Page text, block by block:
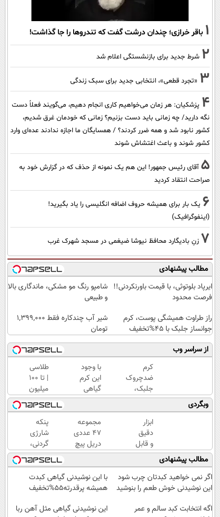
1 باقر خرازی؛ چندان درشت گفت که تندروها را جا گذاشت!
2 شرط جدید برای بازنشستگی اعلام شد
3 «تجرد قطعی»، انتخابی جدید برای سبک زندگی
4 پزشکیان: هر زمان می‌خواهیم کاری انجام دهیم، می‌گویند فعلاً دست
نگه دارید/ چه زمانی باید دست بزنیم؟ زمانی که خودمان غرق شدیم،
کشور نابود شد و همه ضرر کردند؟ / همسایگان ما اجازه ندادند عده‌ای وارد
کشور شوند و باعث اغتشاش شوند
5 آقای رئیس جمهور! این هم یک نمونه از حذف که در گزارش خود به
صراحت انتقاد کردید
6 یک بار برای همیشه حروف اضافه انگلیسی را یاد بگیرید!
(اینفوگرافیک)
7 زنِ بادیگارد محافظ نیوشا ضیغمی در مسجد شهرک غرب
مطالب پیشنهادی
ایرپاد بلوتوثی، با قیمت باورنکردنی!!
فرصت محدود
شامپو رنگ مو مشکی، ماندگاری بالا
و طبیعی
راز طراوت همیشگی پوست، کرم
جوانساز جلبک با 45%تخفیف
شیر آب چندکاره فقط 1,399,000
تومان
از سراسر وب
کرم
ضدچروک
جلبک،
جوانسازی
طبیعی
پوست
شما40%تخفیف
با وجود
این کرم
گیاهی
دیگه
دور
بوتاکس
خط
قرمز
بکش!
طلاسی
| تا 100
میلیون
وام
آنی
خرید
طلا💰
ثبت
نام
کن!
وبگردی
ابزار
دقیق
و قابل
اعتماد
برای
اندازه
گیری
خون
مجموعه
47 عددی
دریل پیچ
گوشتی
شارژی‌ (با
قیمت
فوق‌العاده)
پنکه
شارژی
گردنی،
با
قیمت
باور
نکردنی!
محدود)
مطالب پیشنهادی
اگر نمی خواهید کبدتان چرب شود
این نوشیدنی خوش طعم را بنوشید
با این نوشیدنی گیاهی کبدت
همیشه پرقدرته55%تخفیف
اگه انتخابت کبد سالم و عمر
این نوشیدنی گیاهی مثل آهن ربا